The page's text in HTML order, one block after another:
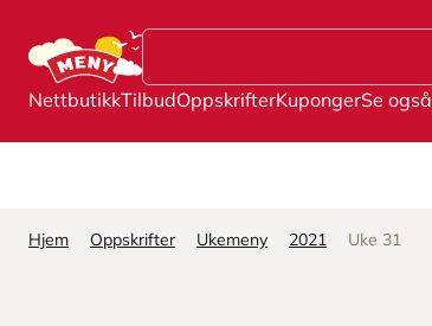
NettbutikkTilbudOppskrifterKupongerSe også
Hjem Oppskrifter Ukemeny 2021 Uke 31